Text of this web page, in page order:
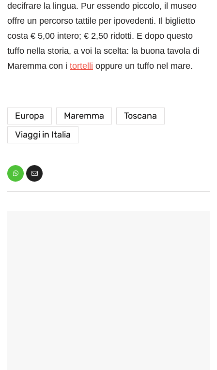
decifrare la lingua. Pur essendo piccolo, il museo
offre un percorso tattile per ipovedenti. Il biglietto
costa € 5,00 intero; € 2,50 ridotti. E dopo questo
tuffo nella storia, a voi la scelta: la buona tavola di
Maremma con i tortelli oppure un tuffo nel mare.
Europa Maremma
Toscana
Viaggi in Italia